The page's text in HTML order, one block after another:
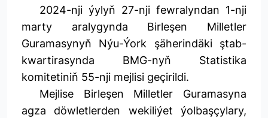
2024-nji ýylyň 27-nji fewralyndan 1-nji
marty aralygynda Birleşen Milletler
Guramasynyň Nýu-Ýork şäherindäki ştab-
kwartirasynda BMG-nyň Statistika
komitetiniň 55-nji mejlisi geçirildi.
Mejlise Birleşen Milletler Guramasyna
agza döwletlerden wekiliýet ýolbaşçylary,